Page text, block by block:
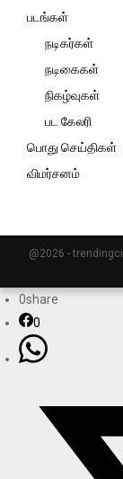
படங்கள்
நடிகர்கள்
நடிகைகள்
நிகழ்வுகள்
பட கேலரி
பொது செய்திகள்
விமர்சனம்
@2026 -
0share
0